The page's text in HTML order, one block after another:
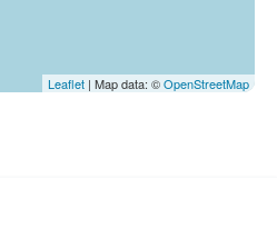
Leaflet | Map data: ©OpenStreetMap